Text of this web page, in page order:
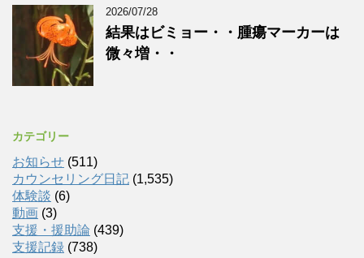
2026/07/28
結果はビミョー・・腫瘍マーカーは
微々増・・
カテゴリー
お知らせ (511)
カウンセリング日記 (1,535)
体験談 (6)
動画 (3)
支援・援助論 (439)
支援記録 (738)